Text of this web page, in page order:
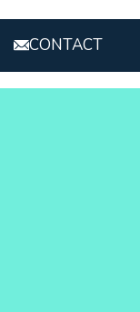
CONTACT